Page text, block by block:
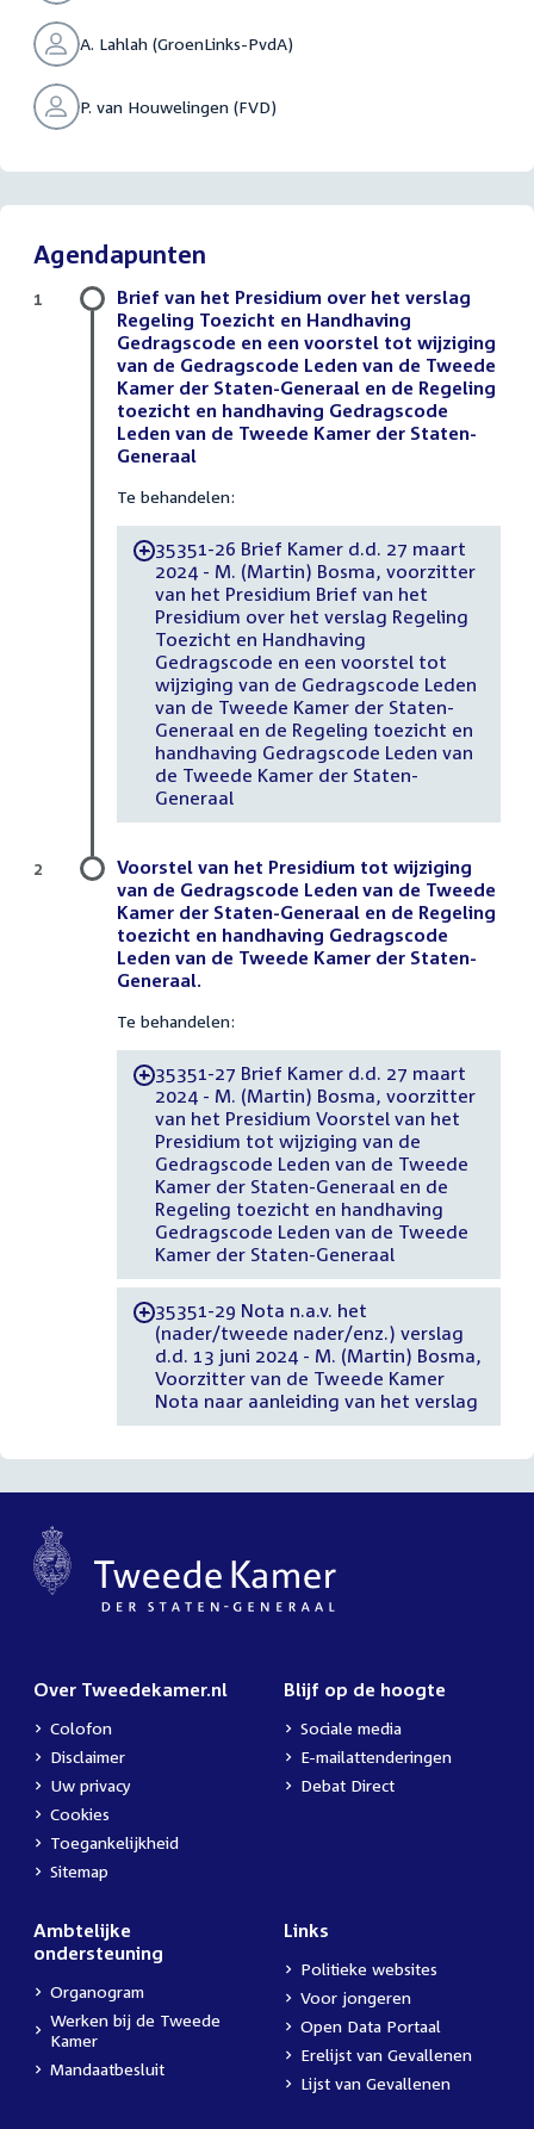
A. Lahlah (GroenLinks-PvdA)
P. van Houwelingen (FVD)
Agendapunten
Brief van het Presidium over het verslag
Regeling Toezicht en Handhaving
Gedragscode en een voorstel tot wijziging
van de Gedragscode Leden van de Tweede
Kamer der Staten-Generaal en de Regeling
toezicht en handhaving Gedragscode
Leden van de Tweede Kamer der Staten-
Generaal
Te behandelen:
-35351-26 Brief Kamer d.d. 27 maart
2024 - M. (Martin) Bosma, voorzitter
van het Presidium Brief van het
Presidium over het verslag Regeling
Toezicht en Handhaving
Gedragscode en een voorstel tot
wijziging van de Gedragscode Leden
van de Tweede Kamer der Staten-
Generaal en de Regeling toezicht en
handhaving Gedragscode Leden van
de Tweede Kamer der Staten-
Generaal
1
Voorstel van het Presidium tot wijziging
van de Gedragscode Leden van de Tweede
Kamer der Staten-Generaal en de Regeling
toezicht en handhaving Gedragscode
Leden van de Tweede Kamer der Staten-
Generaal.
Te behandelen:
-35351-27 Brief Kamer d.d. 27 maart
2024 - M. (Martin) Bosma, voorzitter
van het Presidium Voorstel van het
Presidium tot wijziging van de
Gedragscode Leden van de Tweede
Kamer der Staten-Generaal en de
Regeling toezicht en handhaving
Gedragscode Leden van de Tweede
Kamer der Staten-Generaal
-35351-29 Nota n.a.v. het
(nader/tweede nader/enz.) verslag
d.d. 13 juni 2024 - M. (Martin) Bosma,
Voorzitter van de Tweede Kamer
Nota naar aanleiding van het verslag
2
Over Tweedekamer.nl
Colofon
Disclaimer
Uw privacy
Cookies
Toegankelijkheid
Sitemap
Blijf op de hoogte
Sociale media
E-mailattenderingen
Debat Direct
Ambtelijke
ondersteuning
Organogram
Werken bij de Tweede
Kamer
Mandaatbesluit
Links
Politieke websites
Voor jongeren
Open Data Portaal
Erelijst van Gevallenen
Lijst van Gevallenen